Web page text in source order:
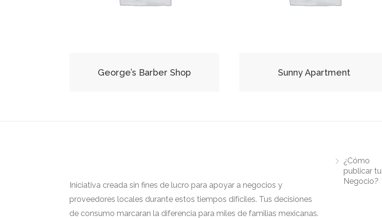
George’s Barber Shop Sunny Apartment
Iniciativa creada sin fines de lucro para apoyar a negocios y
proveedores locales durante estos tiempos difíciles. Tus decisiones
de consumo marcaran la diferencia para miles de familias mexicanas.
¿Cómo
publicar tu
Negocio?